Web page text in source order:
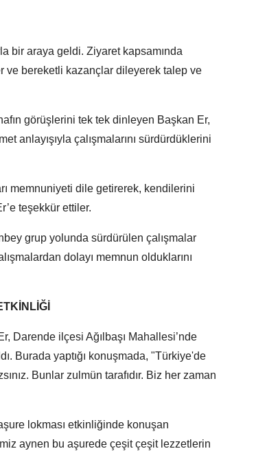
bir araya geldi. Ziyaret kapsamında
ve bereketli kazançlar dileyerek talep ve
görüşlerini tek tek dinleyen Başkan Er,
anlayışıyla çalışmalarını sürdürdüklerini
memnuniyeti dile getirerek, kendilerini
teşekkür ettiler.
grup yolunda sürdürülen çalışmalar
dolayı memnun olduklarını
Darende ilçesi Ağılbaşı Mahallesi’nde
Burada yaptığı konuşmada, "Türkiye'de
Bunlar zulmün tarafıdır. Biz her zaman
lokması etkinliğinde konuşan
aynen bu aşurede çeşit çeşit lezzetlerin